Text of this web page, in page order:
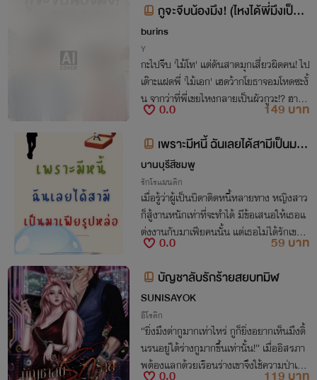
กูจะจีบน้องมึง! (ไหงได้พี่มึงเป็นผั
ววะ)
burins
Y
กะไปจีบ 'ไม้โท' แต่ดันสาดมุกเสี่ยวผิดคน! ไป
เต๊าะแฝดพี่ 'ไม้เอก' เฮดว้ากโยธาจอมโหดซะงั้
น จากว่าที่พี่เขยไหงกลายเป็นผัวกูวะ!? ฮาโบ๊
ะบ๊ะ แซ่บดุ คลั่งรักจัด แนะนำเลยครับเรื่องนี้
ห้ามพลาด! 🔥
0.0
149 บาท
เพราะมีหนี้ ฉันเลยได้สามีเป็นมาเ
ฟียรูปหล่อ
บานบุรีสีชมพู
รักโรแมนติก
เมื่อรู้ว่าผู้เป็นบิดาติดหนี้หลายทาง หญิงสาว
ก็สู้งานหนักเท่าที่จะทำได้ มีข้อเสนอให้เธอแ
ต่งงานกับมาเฟียคนนั้น แต่เธอไม่ได้รักเขา แ
ละการเอาตัวเข้าแลกเพื่อปลดหนี้ก็ไม่เคยอยู่ใ
0.0
59 บาท
บัญชาลับรักร้ายสยบทมิฬ
SUNISAYOK
อีโรติก
“ยิ่งมึงด่ากูมากเท่าไหร่ กูก็ยิ่งอยากเห็นมึงดิ้
นรนอยู่ใต้ร่างกูมากขึ้นเท่านั้น!” เมื่ออิสรภา
พต้องแลกด้วยเรือนร่างเขาจึงใช้ความป่าเถื่อ